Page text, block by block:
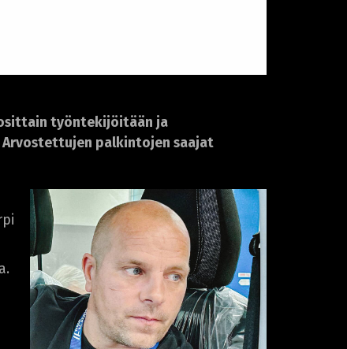
työntekijöitään ja
Arvostettujen palkintojen saajat